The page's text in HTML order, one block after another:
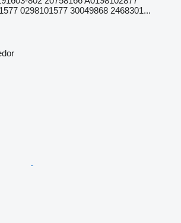
0298101577 30049868 2468301...